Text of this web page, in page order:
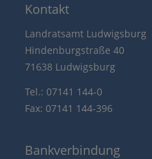
Kontakt
Landratsamt Ludwigsburg
Hindenburgstraße 40
71638 Ludwigsburg
Tel.: 07141 144-0
Fax: 07141 144-396
Bankverbindung